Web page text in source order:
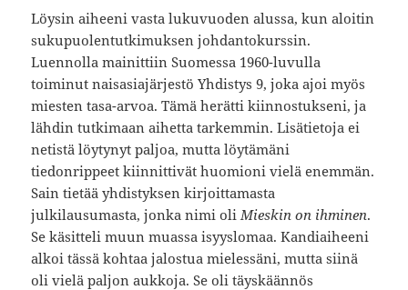
Löysin aiheeni vasta lukuvuoden alussa, kun aloitin
sukupuolentutkimuksen johdantokurssin.
Luennolla mainittiin Suomessa 1960-luvulla
toiminut naisasiajärjestö Yhdistys 9, joka ajoi myös
miesten tasa-arvoa. Tämä herätti kiinnostukseni, ja
lähdin tutkimaan aihetta tarkemmin. Lisätietoja ei
netistä löytynyt paljoa, mutta löytämäni
tiedonrippeet kiinnittivät huomioni vielä enemmän.
Sain tietää yhdistyksen kirjoittamasta
julkilausumasta, jonka nimi oli Mieskin on ihminen.
Se käsitteli muun muassa isyyslomaa. Kandiaiheeni
alkoi tässä kohtaa jalostua mielessäni, mutta siinä
oli vielä paljon aukkoja. Se oli täyskäännös